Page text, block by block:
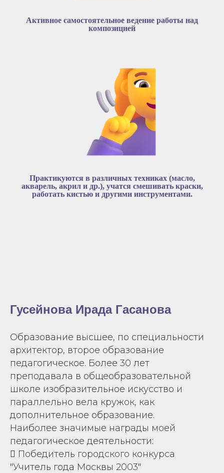
Активное самостоятельное ведение работы над
композицией
Практикуются в различных техниках (масло,
акварель, акрил и др.), учатся смешивать краски,
работать кистью и другими инструментами.
Гусейнова Ирада Гасанова
Образование высшее, по специальности
архитектор, второе образование
педагогическое. Более 30 лет
преподавала в общеобразовательной
школе изобразительное искусство и
параллельно вела кружок, как
дополнительное образование.
Наиболее значимые награды моей
педагогическое деятельности:
 Победитель городского конкурса
"Учитель года Москвы 2003"